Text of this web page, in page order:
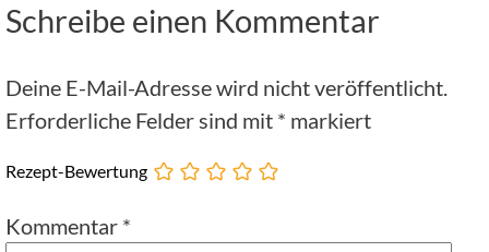
Schreibe einen Kommentar
Deine E-Mail-Adresse wird nicht veröffentlicht.
Erforderliche Felder sind mit * markiert
Rezept-Bewertung
Kommentar *